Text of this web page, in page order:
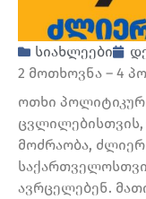
სიახლეები
2 მოთხოვნა – 4
ოთხი
მოძრაობა,
ავრცელებენ.